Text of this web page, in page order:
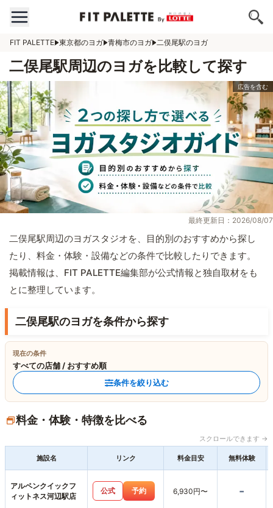
FIT PALETTE 東京都のヨガ 青梅市のヨガ 二俣尾駅のヨガ
二俣尾駅周辺のヨガを比較して探す
最終更新日：2026/08/07
二俣尾駅周辺のヨガスタジオを、目的別のおすすめから探し
たり、料金・体験・設備などの条件で比較したりできます。
掲載情報は、FIT PALETTE編集部が公式情報と独自取材をも
とに整理しています。
二俣尾駅のヨガを条件から探す
現在の条件
すべての店舗 / おすすめ順
条件を絞り込む
料金・体験・特徴を比べる
スクロールできます →
施設名 リンク 料金目安 無料体験
アルペンクイックフ
ィットネス河辺駅店
公式 予約 6,930円〜 -